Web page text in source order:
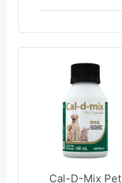
Cal-D-Mix Pet